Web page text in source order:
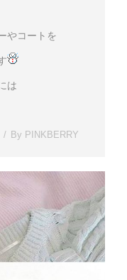
やコートを
は
By PINKBERRY